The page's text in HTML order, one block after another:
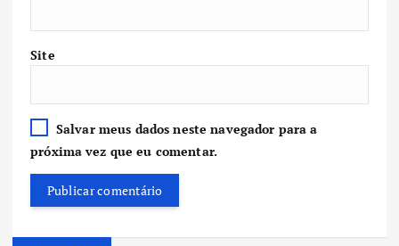
Site
Salvar meus dados neste navegador para a
próxima vez que eu comentar.